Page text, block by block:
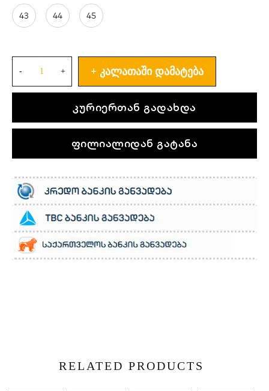
43 44 45
ᲙᲐᲚᲐᲗᲐᲨᲘ ᲓᲐᲛᲐᲢᲔᲑᲐ
კურიერთან გადახდა
ფილიალიდან გატანა
RELATED PRODUCTS